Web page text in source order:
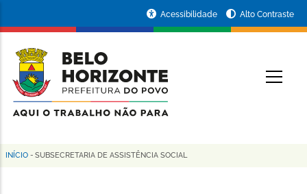
conteúdo
principal
da
Prefeitura
de
Horizonte
Acessibilidade Alto Contraste
Trilha
INÍCIO - SUBSECRETARIA DE ASSISTÊNCIA SOCIAL